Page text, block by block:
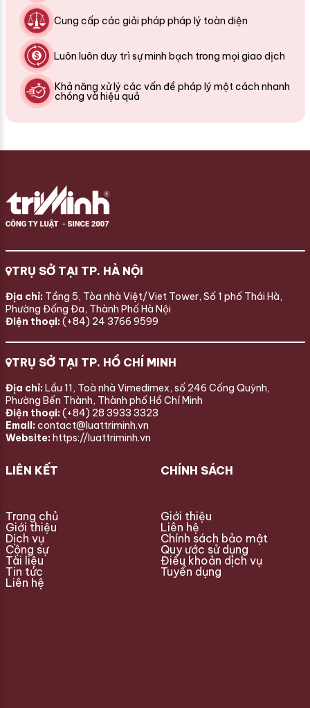
Cung cấp các giải pháp pháp lý toàn diện
Luôn luôn duy trì sự minh bạch trong mọi giao dịch
Khả năng xử lý các vấn đề pháp lý một cách nhanh
chóng và hiệu quả
TRỤ SỞ TẠI TP. HÀ NỘI
Địa chỉ: Tầng 5, Tòa nhà Việt/Viet Tower, Số 1 phố Thái Hà,
Phường Đống Đa, Thành Phố Hà Nội
Điện thoại: (+84) 24 3766 9599
TRỤ SỞ TẠI TP. HỒ CHÍ MINH
Địa chỉ: Lầu 11, Toà nhà Vimedimex, số 246 Cống Quỳnh,
Phường Bến Thành, Thành phố Hồ Chí Minh
Điện thoại: (+84) 28 3933 3323
Email: contact@luattriminh.vn
Website: https://luattriminh.vn
LIÊN KẾT
Trang chủ
Giới thiệu
Dịch vụ
Cộng sự
Tài liệu
Tin tức
Liên hệ
CHÍNH SÁCH
Giới thiệu
Liên hệ
Chính sách bảo mật
Quy ước sử dụng
Điều khoản dịch vụ
Tuyển dụng